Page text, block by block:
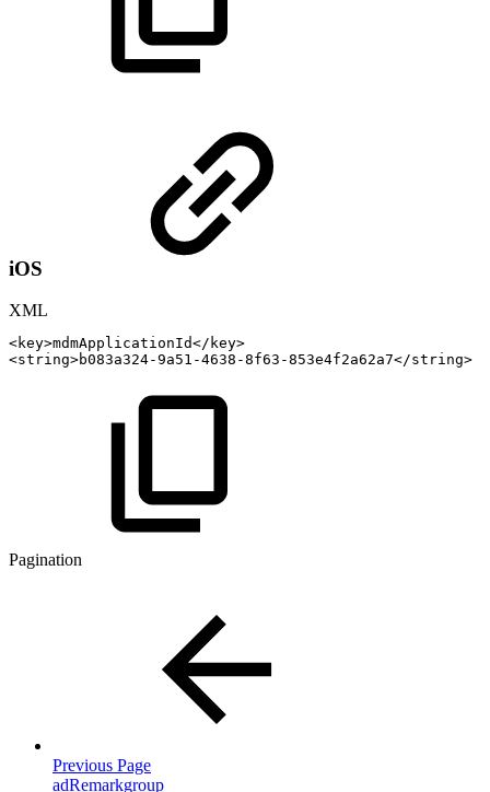
iOS
XML
<key>mdmApplicationId</ key>
<string>b083a324-9a51-4638-8f63-853e4f2a62a7</string>
Pagination
Previous Page
adRemarkgroup